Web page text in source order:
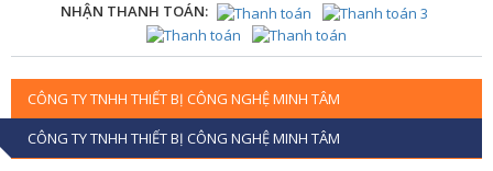
NHẬN THANH TOÁN:
CÔNG TY TNHH THIẾT BỊ CÔNG NGHỆ MINH TÂM
CÔNG TY TNHH THIẾT BỊ CÔNG NGHỆ MINH TÂM